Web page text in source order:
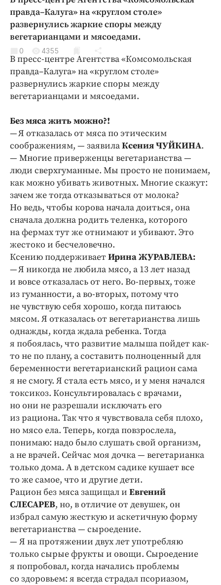
Криминал
Культура
Недвижимость и ЖКХ
Образование
Общество
Погода
Праздники
Спорт
ПРОЕКТЫ
Блоги
Издания
Медиаперсона
Интересное чтиво
Клиника года
Бренд года
Работодатель года
правда–Калуга» на «круглом столе»
развернулись жаркие споры между
вегетарианцами и мясоедами.
0 4355
В пресс-центре Агентства «Комсомольская
правда–Калуга» на «круглом столе»
развернулись жаркие споры между
вегетарианцами и мясоедами.
Без мяса жить можно?!
— Я отказалась от мяса по этическим
соображениям, — заявилаКсения ЧУЙКИНА.
— Многие приверженцы вегетарианства —
люди сверхгуманные. Мы просто не понимаем,
как можно убивать животных. Многие скажут:
зачем же тогда отказываться от молока?
Но ведь, чтобы корова начала доиться, она
сначала должна родить теленка, которого
на фермах тут же отнимают и убивают. Это
жестоко и бесчеловечно.
Ксению поддерживает Ирина ЖУРАВЛЕВА:
— Я никогда не любила мясо, а 13 лет назад
и вовсе отказалась от него. Во‑первых, тоже
из гуманности, а во‑вторых, потому что
не чувствую себя хорошо, когда питаюсь
мясом. Я отказалась от вегетарианства лишь
однажды, когда ждала ребенка. Тогда
я побоялась, что развитие малыша пойдет как-
то не по плану, а составить полноценный для
беременности вегетарианский рацион сама
я не смогу. Я стала есть мясо, и у меня начался
токсикоз. Консультировалась с врачами,
но они не разрешали исключать его
из рациона. Так что я чувствовала себя плохо,
но мясо ела. Теперь, когда повзрослела,
понимаю: надо было слушать свой организм,
а не врачей. Сейчас моя дочка — вегетарианка
только дома. А в детском садике кушает все
то же самое, что и другие дети.
Рацион без мяса защищал и Евгений
СЛЕСАРЕВ, но, в отличие от девушек, он
избрал самую жесткую и аскетичную форму
вегетарианства — сыроедение.
— Я на протяжении двух лет употребляю
только сырые фрукты и овощи. Сыроедение
я попробовал, когда начались проблемы
со здоровьем: я всегда страдал псориазом,